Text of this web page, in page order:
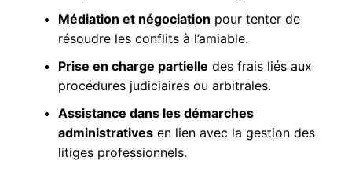
Médiation et négociation pour tenter de
résoudre les conflits à l’amiable.
Prise en charge partielle des frais liés aux
procédures judiciaires ou arbitrales.
Assistance dans les démarches
administrativesen lien avec la gestion des
litiges professionnels.